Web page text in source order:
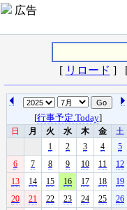
広告
[ リロード ]
[行事予定.Today]
日 月 火 水 木 金
土
1
2 3 4
5
6
7 8 9 10 11
12
13
14 15 16 17 18
19
20
21 22 23 24 25
26